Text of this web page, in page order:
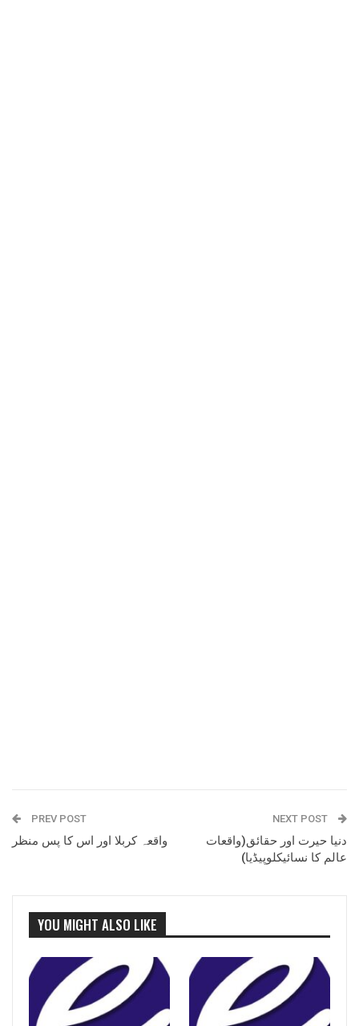
PREV POST
واقعہ کربلا اور اس کا پس منظر
NEXT POST
دنیا حیرت اور حقائق(واقعات
عالم کا نسائیکلوپیڈیا)
YOU MIGHT ALSO LIKE